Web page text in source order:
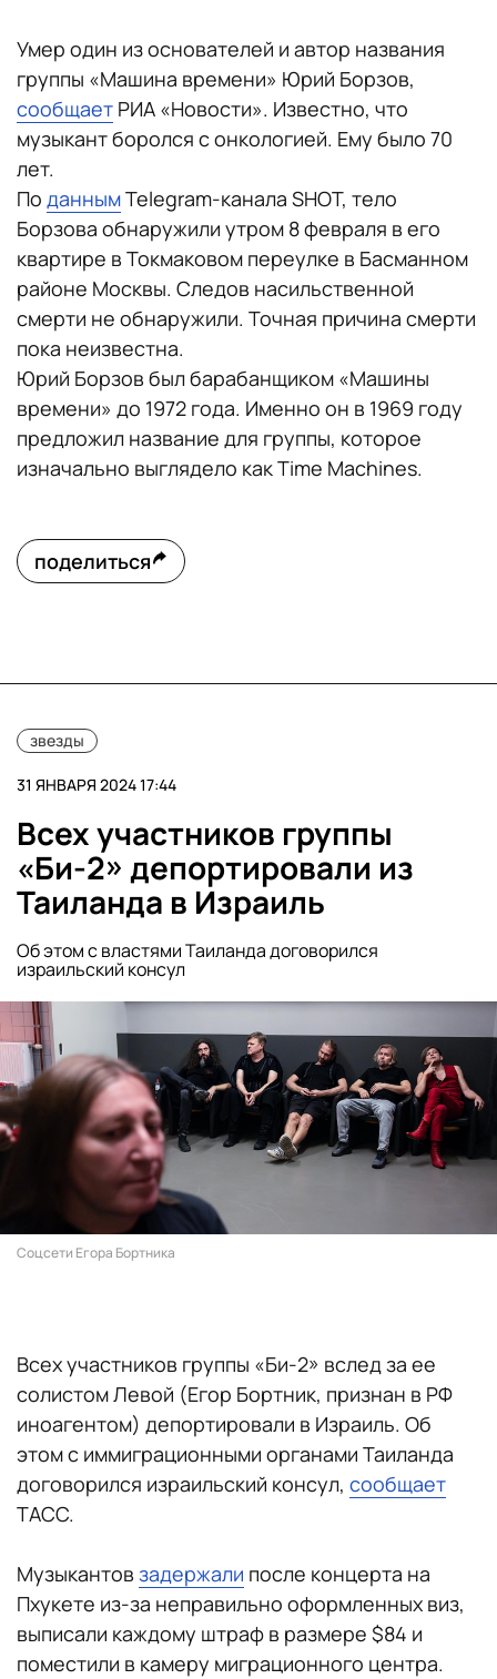
Умер один из основателей и автор названия
группы «Машина времени» Юрий Борзов,
сообщает РИА «Новости». Известно, что
музыкант боролся с онкологией. Ему было 70
лет.
По даннымTelegram-канала SHOT, тело
Борзова обнаружили утром 8 февраля в его
квартире в Токмаковом переулке в Басманном
районе Москвы. Следов насильственной
смерти не обнаружили. Точная причина смерти
пока неизвестна.
Юрий Борзов был барабанщиком «Машины
времени» до 1972 года. Именно он в 1969 году
предложил название для группы, которое
изначально выглядело как Time Machines.
поделиться
звезды
31 ЯНВАРЯ 2024 17:44
Всех участников группы
«Би-2» депортировали из
Таиланда в Израиль
Об этом с властями Таиланда договорился
израильский консул
Соцсети Егора Бортника
Всех участников группы «Би-2» вслед за ее
солистом Левой (Егор Бортник, признан в РФ
иноагентом) депортировали в Израиль. Об
этом с иммиграционными органами Таиланда
договорился израильский консул, сообщает
ТАСС.
Музыкантов задержали после концерта на
Пхукете из-за неправильно оформленных виз,
выписали каждому штраф в размере $84 и
поместили в камеру миграционного центра.